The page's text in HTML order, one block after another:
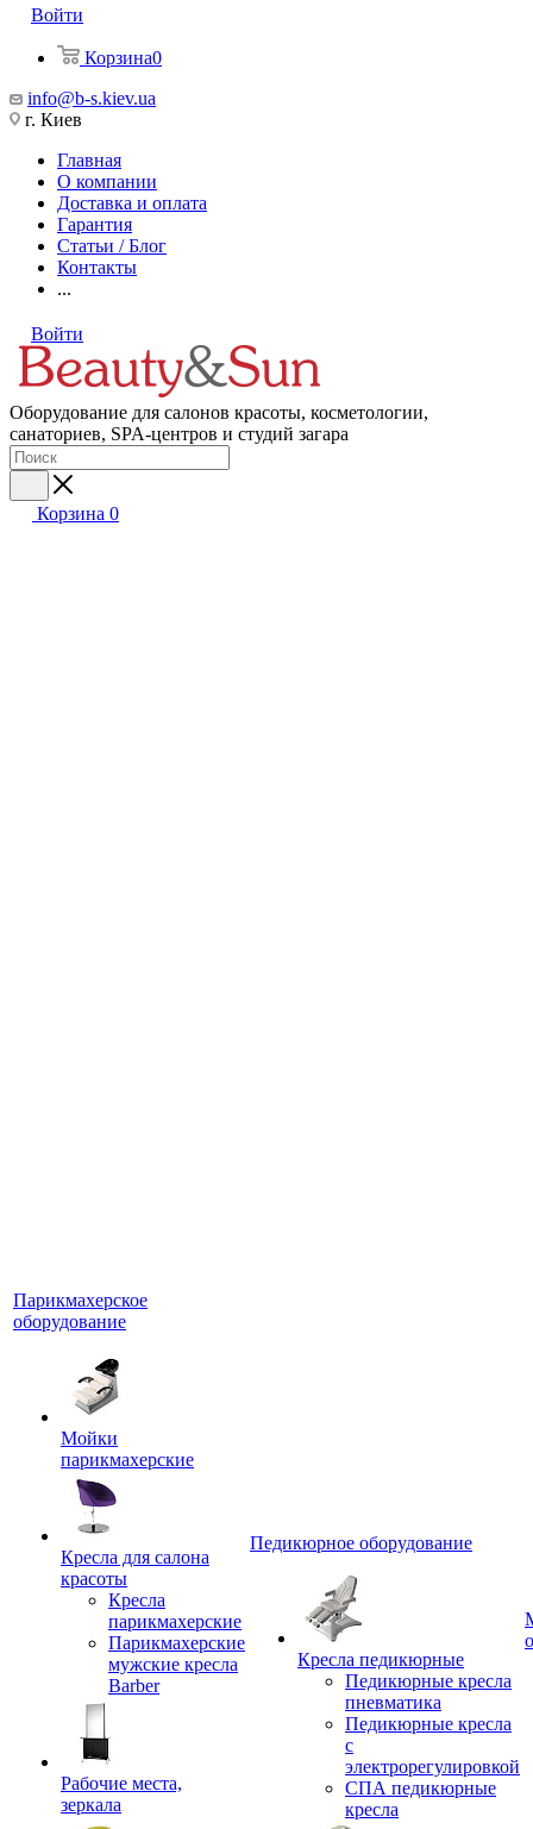
Войти
Корзина0
info@b-s.kiev.ua
г. Киев
Главная
О компании
Доставка и оплата
Гарантия
Статьи / Блог
Контакты
...
Войти
Оборудование для салонов красоты, косметологии,
санаториев, SPA-центров и студий загара
Корзина 0
Парикмахерское
оборудование
Мойки
парикмахерские
Кресла для салона
красоты
Кресла
парикмахерские
Парикмахерские
мужские кресла
Barber
Рабочие места,
зеркала
Педикюрное оборудование
Кресла педикюрные
Педикюрные кресла
пневматика
Педикюрные кресла
с
электрорегулировкой
СПА педикюрные
кресла